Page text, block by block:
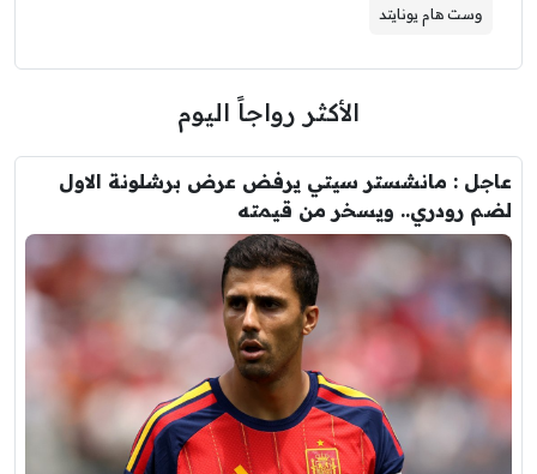
وست هام يونايتد
الأكثر رواجاً اليوم
عاجل : مانشستر سيتي يرفض عرض برشلونة الاول
لضم رودري.. ويسخر من قيمته